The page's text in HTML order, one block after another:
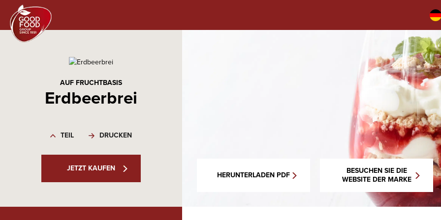
AUF FRUCHTBASIS
Erdbeerbrei
TEIL DRUCKEN
JETZT KAUFEN
HERUNTERLADEN PDF
BESUCHEN SIE DIE
WEBSITE DER MARKE